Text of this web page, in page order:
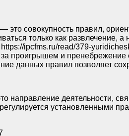
это совокупность правил,
только как развлечение,
https://ipcfms.ru/read/379-
за проигрышем и
данных правил позволяет
направление деятельности,
установленными